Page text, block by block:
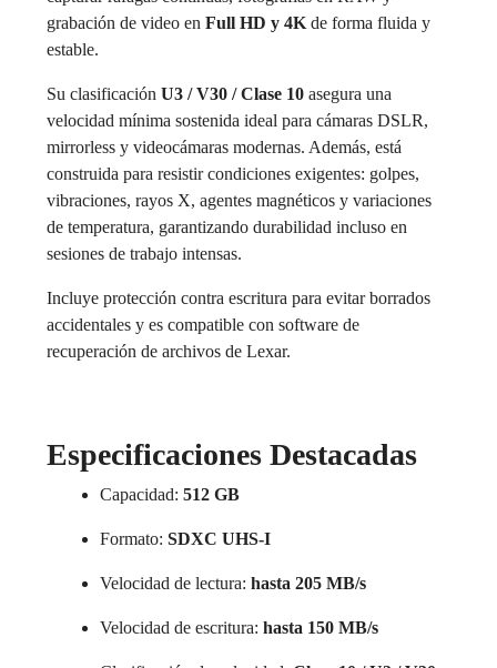
grabación de video en Full HD y 4Kde forma fluida y
estable.
Su clasificación U3 / V30 / Clase 10asegura una
velocidad mínima sostenida ideal para cámaras DSLR,
mirrorless y videocámaras modernas. Además, está
construida para resistir condiciones exigentes: golpes,
vibraciones, rayos X, agentes magnéticos y variaciones
de temperatura, garantizando durabilidad incluso en
sesiones de trabajo intensas.
Incluye protección contra escritura para evitar borrados
accidentales y es compatible con software de
recuperación de archivos de Lexar.
Especificaciones Destacadas
Capacidad: 512 GB
Formato: SDXC UHS-I
Velocidad de lectura: hasta 205 MB/s
Velocidad de escritura: hasta 150 MB/s